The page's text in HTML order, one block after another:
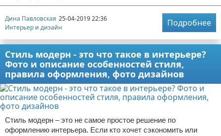
Дина Павловская 25-04-2019 22:36
Интерьер и дизайн
Подробнее
Стиль модерн - это что такое в интерьере?
Фото и описание особенностей стиля,
правила оформления, фото дизайнов
Стиль модерн – это не самое простое решение по
оформлению интерьера. Если кто хочет сэкономить или